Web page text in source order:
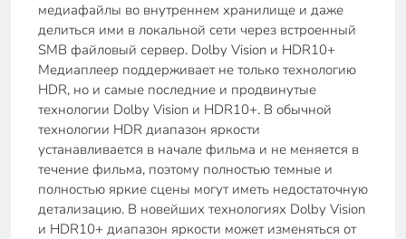
медиафайлы во внутреннем хранилище и даже
делиться ими в локальной сети через встроенный
SMB файловый сервер. Dolby Vision и HDR10+
Медиаплеер поддерживает не только технологию
HDR, но и самые последние и продвинутые
технологии Dolby Vision и HDR10+. В обычной
технологии HDR диапазон яркости
устанавливается в начале фильма и не меняется в
течение фильма, поэтому полностью темные и
полностью яркие сцены могут иметь недостаточную
детализацию. В новейших технологиях Dolby Vision
и HDR10+ диапазон яркости может изменяться от